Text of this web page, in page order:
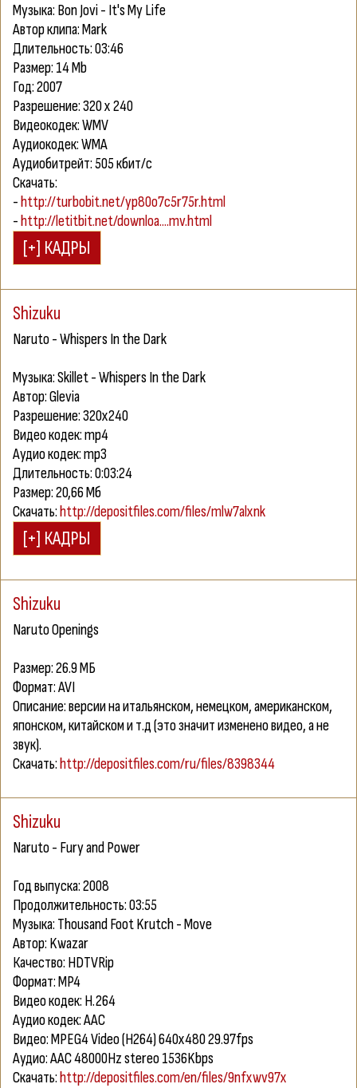
Музыка: Bon Jovi - It's My Life
Автор клипа: Mark
Длительность: 03:46
Размер: 14 Mb
Год: 2007
Разрешение: 320 x 240
Видеокодек: WMV
Аудиокодек: WMA
Аудиобитрейт: 505 кбит/с
Скачать:
-http://turbobit.net/yp80o7c5r75r.html
-http://letitbit.net/downloa....mv.html
Shizuku
Naruto - Whispers In the Dark
Музыка: Skillet - Whispers In the Dark
Автор: Glevia
Разрешение: 320x240
Видео кодек: mp4
Аудио кодек: mp3
Длительность: 0:03:24
Размер: 20,66 Мб
Скачать:http://depositfiles.com/files/mlw7alxnk
Shizuku
Naruto Openings
Размер: 26.9 МБ
Формат: AVI
Описание: версии на итальянском, немецком, американском,
японском, китайском и т.д (это значит изменено видео, а не
звук).
Скачать:http://depositfiles.com/ru/files/8398344
Shizuku
Naruto - Fury and Power
Год выпуска: 2008
Продолжительность: 03:55
Музыка: Thousand Foot Krutch - Move
Автор: Kwazar
Качество: HDTVRip
Формат: MP4
Видео кодек: H.264
Аудио кодек: AAC
Видео: MPEG4 Video (H264) 640x480 29.97fps
Аудио: AAC 48000Hz stereo 1536Kbps
Скачать:http://depositfiles.com/en/files/9nfxwv97x